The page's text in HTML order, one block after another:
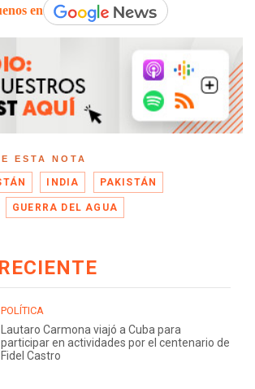
en
ESTA NOTA
INDIA PAKISTÁN
GUERRA DEL AGUA
POLÍTICA
Lautaro Carmona viajó a Cuba para
participar en actividades por el centenario de
Fidel Castro